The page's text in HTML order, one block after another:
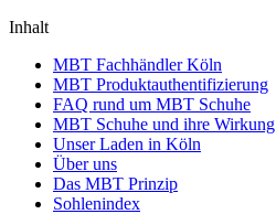
Inhalt
MBT Fachhändler Köln
MBT Produktauthentifizierung
FAQ rund um MBT Schuhe
MBT Schuhe und ihre Wirkung
Unser Laden in Köln
Über uns
Das MBT Prinzip
Sohlenindex